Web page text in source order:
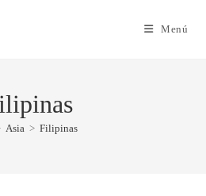
Menú
Asia > Filipinas